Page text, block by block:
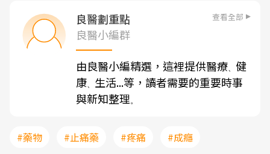
良醫劃重點 查看全部
良醫小編群
由良醫小編精選，這裡提供醫療、 健
康、 生活...等，讀者需要的重要時事
與新知整理。
#藥物 #止痛藥 #疼痛 #成癮